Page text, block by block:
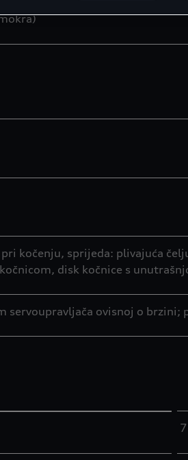
kočenju, sprijeda: plivajuća
disk kočnice s
ovisnoj o brzini;